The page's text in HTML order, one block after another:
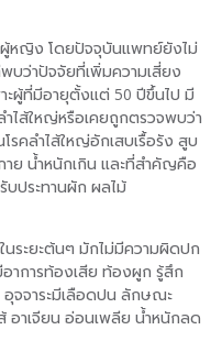
ผู้หญิง โดยปัจจุบันแพทย์ยังไม่
บว่าปัจจัยที่เพิ่มความเสี่ยง
ะผู้ที่มีอายุตั้งแต่ 50 ปีขึ้นไป มี
ำไส้ใหญ่หรือเคยถูกตรวจพบว่า
รคลำไส้ใหญ่อักเสบเรื้อรัง สูบ
ย น้ำหนักเกิน และที่สำคัญคือ
บประทานผัก ผลไม้
นระยะต้นๆ มักไม่มีความผิดปก
าการท้องเสีย ท้องผูก รู้สึก
จจาระมีเลือดปน ลักษณะ
อาเจียน อ่อนเพลีย น้ำหนักลด